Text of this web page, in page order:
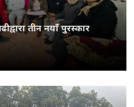
तीन नयाँ पुरस्कार